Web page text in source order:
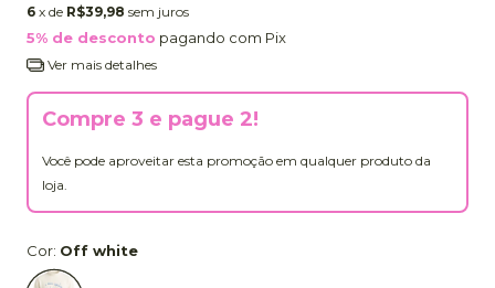
6 x de R$39,98 sem juros
5% de desconto pagando com Pix
Ver mais detalhes
Compre 3 e pague 2!
Você pode aproveitar esta promoção em qualquer produto da
loja.
Cor: Off white